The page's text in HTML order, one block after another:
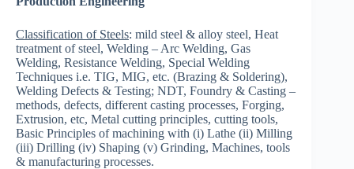
Classification of Steels: mild steel & alloy steel, Heat
treatment of steel, Welding – Arc Welding, Gas
Welding, Resistance Welding, Special Welding
Techniques i.e. TIG, MIG, etc. (Brazing & Soldering),
Welding Defects & Testing; NDT, Foundry & Casting –
methods, defects, different casting processes, Forging,
Extrusion, etc, Metal cutting principles, cutting tools,
Basic Principles of machining with (i) Lathe (ii) Milling
(iii) Drilling (iv) Shaping (v) Grinding, Machines, tools
& manufacturing processes.